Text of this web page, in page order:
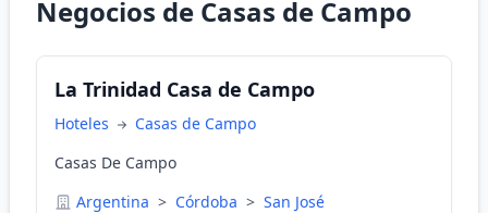
Negocios de Casas de Campo
La Trinidad Casa de Campo
Hoteles
Casas de Campo
Casas De Campo
Argentina > Córdoba > San José